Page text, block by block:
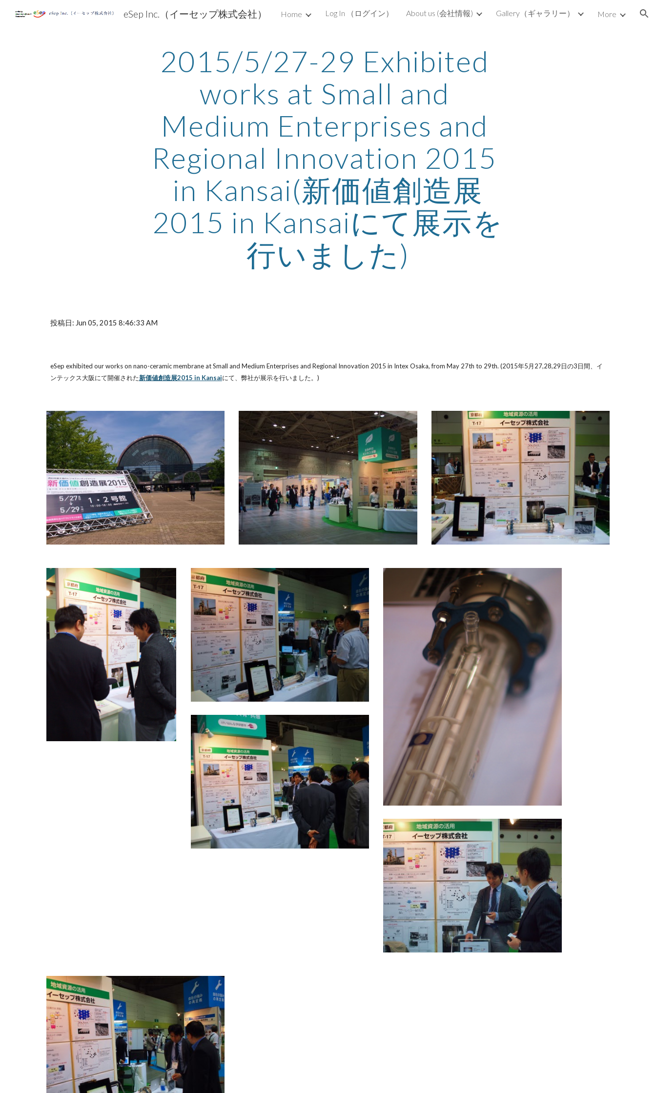
Skip to main content Skip to navigation
eSep Inc.（イーセップ株式会社） Home Log In （ログイン） About us (会社情報) Gallery（ギャラリー） More
2015/5/27-29 Exhibited
works at Small and
Medium Enterprises and
Regional Innovation 2015
in Kansai(新価値創造展
2015 in Kansaiにて展示を
行いました)
投稿日: Jun 05, 2015 8:46:33 AM
eSep exhibited our works on nano-ceramic membrane at Small and Medium Enterprises and Regional Innovation 2015 in Intex Osaka, from May 27th to 29th. (2015年5月27,28,29日の3日間、イ
ンテックス大阪にて開催された新価値創造展2015 in Kansaiにて、弊社が展示を行いました。)